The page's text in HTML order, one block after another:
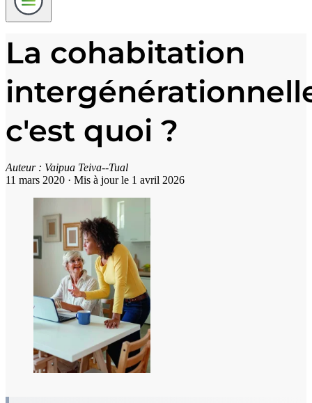
La cohabitation
c'est quoi ?
Auteur : Vaipua Teiva--Tual
11 mars 2020 · Mis à jour le 1 avril 2026